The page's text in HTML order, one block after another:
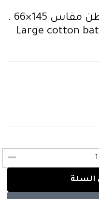
فوطه بشكير كبير قطن مقاس 145×66 .
Large cotton
السلة